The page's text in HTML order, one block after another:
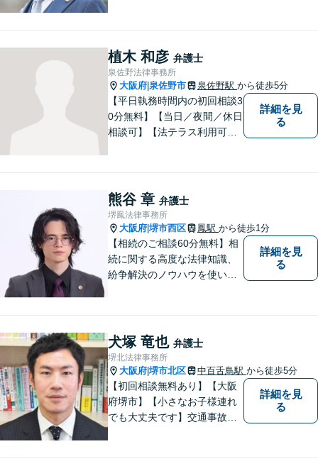
制。グループ会社に税理士法
人・社労士事務所・不動産会
社があり問題を丸ごと解決！
植木 和彦 弁護士
泉佐野法律事務所
大阪府 泉佐野市 泉佐野駅 から徒歩5分
【平日執務時間内の初回相談3
0分無料】【当日／夜間／休日
相談可】【法テラス利用可】
詳細を見
る
熊谷 章 弁護士
堺鳳法律事務所
大阪府 堺市西区 鳳駅 から徒歩1分
【相続のご相談60分無料】相
続に関する高度な法律知識、
紛争解決のノウハウを使い、
確かつスピーディーに進め、
ご相談様にとって最適なご提
案ができるよう努めます。
詳細を見
る
犬塚 竜也 弁護士
堺北法律事務所
大阪府 堺市北区 中百舌鳥駅 から徒歩5分
【初回相談無料あり】【大阪
府堺市】【小さなお子様連れ
でも大丈夫です】交通事故、
詳細を見
る